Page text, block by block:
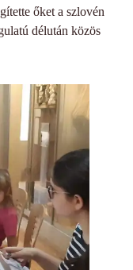
őket a szlovén
délután közös